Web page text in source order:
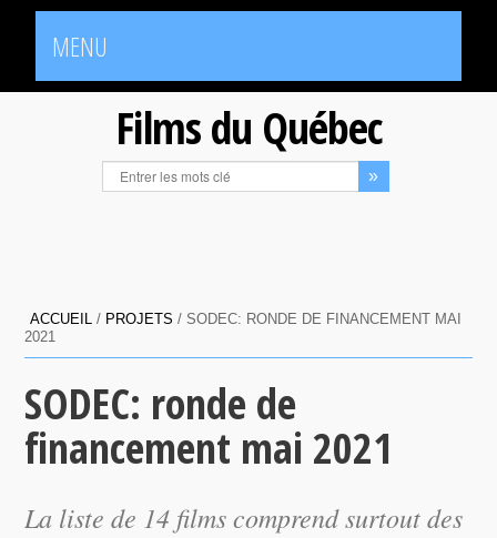
MENU
Films du Québec
ACCUEIL / PROJETS /SODEC: RONDE DE FINANCEMENT MAI
2021
SODEC: ronde de
financement mai 2021
La liste de 14 films comprend surtout des